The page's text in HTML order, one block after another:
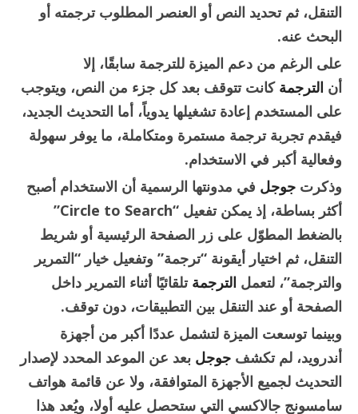
التنقل، ثم تحديد النص أو العنصر المطلوب ترجمته أو
البحث عنه.
على الرغم من دعم الميزة للترجمة سابقًا، إلا
أنالترجمةكانت تتوقف بعد كل جزء من النص، ويتوجب
على المستخدم إعادة تشغيلها يدوياً، أما التحديث الجديد،
فيقدم تجربة ترجمة مستمرة ومتكاملة، ما يوفر سهولة
وفعالية أكبر في الاستخدام.
وذكرتجوجلفي مدونتها الرسمية أن الاستخدام أصبح
أكثر بساطة، إذ يمكن تفعيل “Circle to Search”
بالضغط المطوّل على زر الصفحة الرئيسية أو شريط
التنقل، ثم اختيار أيقونة “ترجمة” وتفعيل خيار “التمرير
والترجمة”، لتعملالترجمةتلقائيًا أثناء التمرير داخل
الصفحة أو عند التنقل بين التطبيقات، دون توقف.
وبينما توسعت الميزة لتشمل عددًا أكبر من أجهزة
أندرويد، لم تكشفجوجلبعد عن الموعد المحدد لإصدار
التحديث لجميع الأجهزة المتوافقة، ولا عن قائمة هواتف
سامسونج جالاكسي التي ستحصل عليه أولا، ويُعد هذا